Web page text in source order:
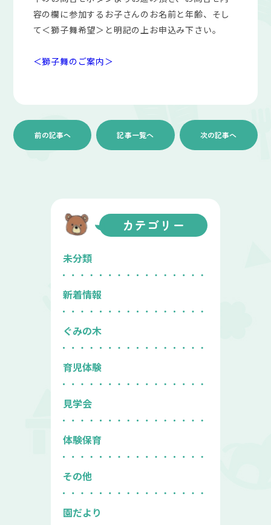
容の欄に参加するお子さんのお名前と年齢、そし
て＜獅子舞希望＞と明記の上お申込み下さい。
＜獅子舞のご案内＞
前の記事へ 記事一覧へ 次の記事へ
カテゴリー
未分類
新着情報
ぐみの木
育児体験
見学会
体験保育
その他
園だより